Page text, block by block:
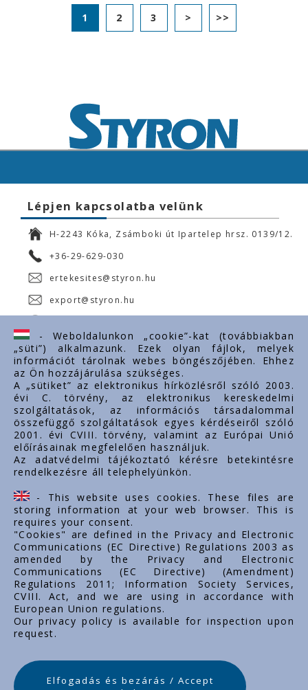
1 2 3 > >>
Lépjen kapcsolatba velünk
H-2243 Kóka, Zsámboki út Ipartelep hrsz. 0139/12.
+36-29-629-030
ertekesites@styron.hu
export@styron.hu
Fontos linkek
Rólunk
Dokumentumok
Kapcsolat
Karrier
Cég adatok
Tárhely adatok
Támogatások
- Weboldalunkon „cookie”-kat (továbbiakban
„süti”) alkalmazunk. Ezek olyan fájlok, melyek
információt tárolnak webes böngészőjében. Ehhez
az Ön hozzájárulása szükséges.
A „sütiket” az elektronikus hírközlésről szóló 2003.
évi C. törvény, az elektronikus kereskedelmi
szolgáltatások, az információs társadalommal
összefüggő szolgáltatások egyes kérdéseiről szóló
2001. évi CVIII. törvény, valamint az Európai Unió
előírásainak megfelelően használjuk.
Az adatvédelmi tájékoztató kérésre betekintésre
rendelkezésre áll telephelyünkön.
- This website uses cookies. These files are
storing information at your web browser. This is
requires your consent.
"Cookies" are defined in the Privacy and Electronic
Communications (EC Directive) Regulations 2003 as
amended by the Privacy and Electronic
Communications (EC Directive) (Amendment)
Regulations 2011; Information Society Services,
CVIII. Act, and we are using in accordance with
European Union regulations.
Our privacy policy is available for inspection upon
request.
Elfogadás és bezárás / Accept